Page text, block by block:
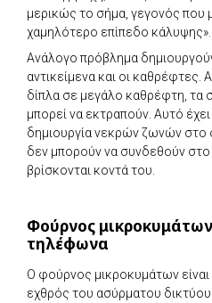
μερικώς το σήμα, γεγονός που
χαμηλότερο επίπεδο κάλυψης».
Ανάλογο πρόβλημα
αντικείμενα και οι καθρέφτες.
δίπλα σε μεγάλο καθρέφτη, τα
μπορεί να εκτραπούν. Αυτό
δημιουργία νεκρών ζωνών στο
δεν μπορούν να συνδεθούν στο
βρίσκονται κοντά του.
Φούρνος
τηλέφωνα
Ο φούρνος μικροκυμάτων
εχθρός του ασύρματου